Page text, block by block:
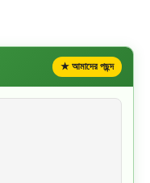
★ আমাদের পছন্দ